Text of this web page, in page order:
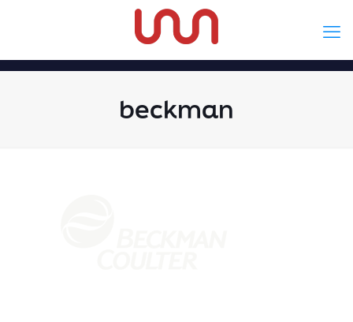
beckman